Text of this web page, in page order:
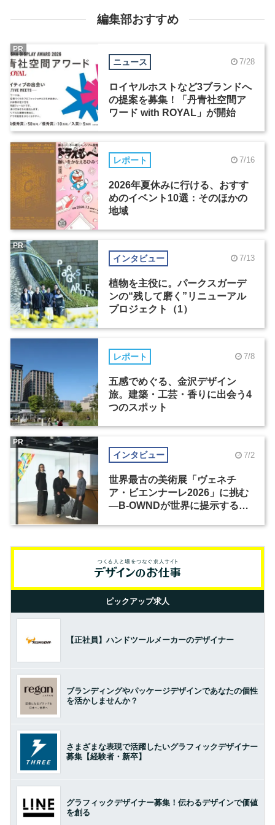
編集部おすすめ
ニュース 7/28
ロイヤルホストなど3ブランドへ
の提案を募集！「丹青社空間ア
ワード with ROYAL」が開始
PR
レポート 7/16
2026年夏休みに行ける、おすす
めのイベント10選：そのほかの
地域
インタビュー 7/13
植物を主役に。パークスガーデ
ンの“残して磨く”リニューアル
プロジェクト（1）
PR
レポート 7/8
五感でめぐる、金沢デザイン
旅。建築・工芸・香りに出会う4
つのスポット
インタビュー 7/2
世界最古の美術展「ヴェネチ
ア・ビエンナーレ2026」に挑む
―B-OWNDが世界に提示する美
PR
ピックアップ求人
【正社員】ハンドツールメーカーのデザイナー
ブランディングやパッケージデザインであなたの個性
を活かしませんか？
さまざまな表現で活躍したいグラフィックデザイナー
募集【経験者・新卒】
グラフィックデザイナー募集！伝わるデザインで価値
を創る